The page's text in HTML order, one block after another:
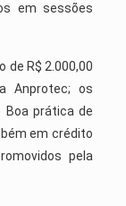
em sessões
de R$ 2.000,00
Anprotec; os
Boa prática de
em crédito
pela